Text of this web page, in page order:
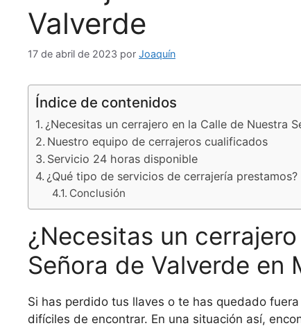
Valverde
17 de abril de 2023 por Joaquín
Índice de contenidos
¿Necesitas un cerrajero en la Calle de Nuestra
Nuestro equipo de cerrajeros cualificados
Servicio 24 horas disponible
¿Qué tipo de servicios de cerrajería prestamos?
Conclusión
¿Necesitas un
Señora de Valverde en
Si has perdido tus llaves o te has quedado
difíciles de encontrar. En una situación así,